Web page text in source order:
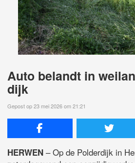
Auto belandt in
dijk
Gepost op 23 mei 2026 om 21:21
HERWEN – Op de Polderdijk in